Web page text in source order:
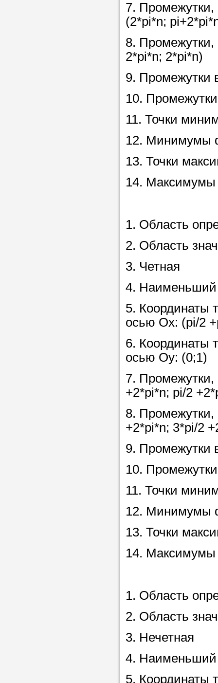
советам,
репетитора
Совет 1.
упростить
достаточно
нам, и
репетитора,
максимально
ваши
советам,
репетитора
Совет 2.
заявку на
то в поле
укажите как
чтобы мы
самого
репетитора.
Мы
в
репетитора
студент-
хорошо
задачей. Он
цена ниже, и
найдет
учеником.
7. Промежутки,
(2*pi*n;
8. Промежутки,
2*pi*n; 2*pi*n)
9. Промежутки
10.
11. Точки
12. Минимумы
13. Точки
14. Максимумы
1. Область
2. Область
3. Четная
4. Наименьший
5. Координаты
осью Ох: (pi/2
6. Координаты
осью Оу: (0;1)
7. Промежутки,
+2*pi*n; pi/2
8. Промежутки,
+2*pi*n; 3*pi/2
9. Промежутки
10.
11. Точки
12. Минимумы
13. Точки
14. Максимумы
1. Область
2. Область
3. Нечетная
4. Наименьший
5. Координаты